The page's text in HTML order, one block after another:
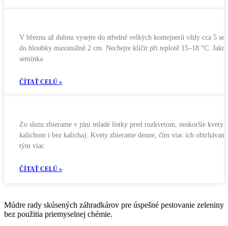
V březnu až dubnu vysejte do středně velkých kontejnerů vždy cca 5
do hloubky maximálně 2 cm. Nechejte klíčit při teplotě 15–18 °C.
semínka
ČÍTAŤ CELÚ »
Zo slezu zbierame v júni mladé lístky pred rozkvetom, neskoršie kvety
kalichom i bez kalicha). Kvety zbierame denne, čím viac ich
tým viac
ČÍTAŤ CELÚ »
Múdre rady skúsených záhradkárov pre úspešné pestovanie zeleniny
bez použitia priemyselnej chémie.